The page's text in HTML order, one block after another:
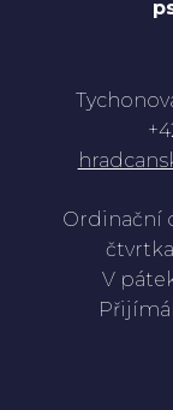
Ordinační
V